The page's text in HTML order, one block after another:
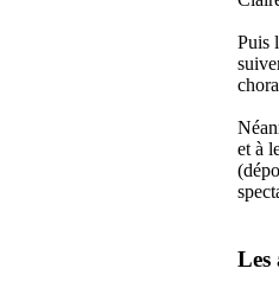
Puis
et à
Les